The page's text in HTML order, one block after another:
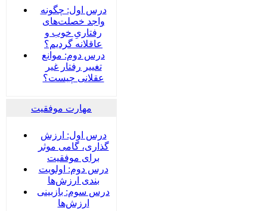
درس اول: چگونه
واجد خصلت‌های
رفتاریِ خوب و
عاقلانه گردیم؟
درس دوم: موانع
تغییر رفتار غیر
عقلانی چیست؟
مهارت موفقیت
درس اول: ارزش
گذاری، گامی موثر
برای موفقیت
درس دوم: اولویت
بندی ارزش‌ها
درس سوم: بازبینی
ارزش‌ها